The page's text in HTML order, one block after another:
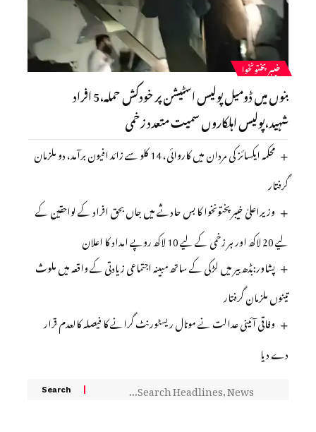
خیبرپختونخوا
بنوں میں ڈومیل پولیس اسٹیشن پر خودکش حملہ،5 افراد
شہید،پولیس اہلکاروں سمیت متعدد زخمی
محکمہ ایکسائز کی مردان میں کاروائی، 14 کلو سے زائد افیون برآمد، دو ملزمان
گرفتار
وزیراعلیٰ خیبرپختونخوا کا بس حادثے میں جاں بحق افراد کے لواحقین کے
لیے 20 لاکھ اور ہر زخمی کے لیے 10 لاکھ روپے امداد کا اعلان
پشاور:بڈھ بیر میں لڑکی کے ساتھ مبینہ اجتماعی زیادتی کے واقعہ میں ملوث
تینوں ملزمان گرفتار
وفاقی آئینی عدالت نے مونال ریسٹورنٹ گرانے کا فیصلہ کالعدم قرار
دے دیا